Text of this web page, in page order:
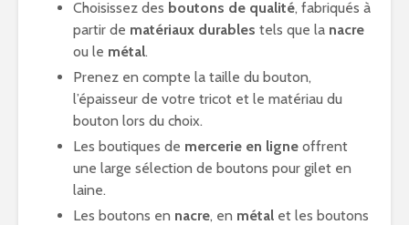
Choisissez des boutons de qualité, fabriqués à
partir de matériaux durables tels que la nacre
ou le métal.
Prenez en compte la taille du bouton,
l’épaisseur de votre tricot et le matériau du
bouton lors du choix.
Les boutiques de mercerie en ligne offrent
une large sélection de boutons pour gilet en
laine.
Les boutons en nacre, en métal et les boutons